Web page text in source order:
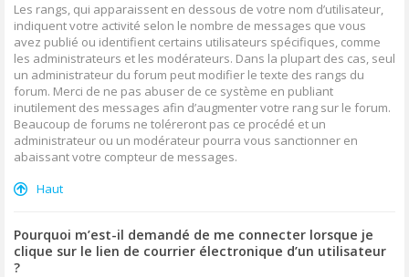
Les rangs, qui apparaissent en dessous de votre nom d’utilisateur,
indiquent votre activité selon le nombre de messages que vous
avez publié ou identifient certains utilisateurs spécifiques, comme
les administrateurs et les modérateurs. Dans la plupart des cas, seul
un administrateur du forum peut modifier le texte des rangs du
forum. Merci de ne pas abuser de ce système en publiant
inutilement des messages afin d’augmenter votre rang sur le forum.
Beaucoup de forums ne toléreront pas ce procédé et un
administrateur ou un modérateur pourra vous sanctionner en
abaissant votre compteur de messages.
Haut
Pourquoi m’est-il demandé de me connecter lorsque je
clique sur le lien de courrier électronique d’un utilisateur
?